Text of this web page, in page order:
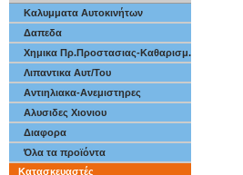
Καλυμματα Αυτοκινήτων
Δαπεδα
Χημικα Πρ.Προστασιας-Καθαρισμ.
Λιπαντικα Αυτ/Του
Αντιηλιακα-Ανεμιστηρες
Αλυσιδες Χιονιου
Διαφορα
Όλα τα προϊόντα
Κατασκευαστές